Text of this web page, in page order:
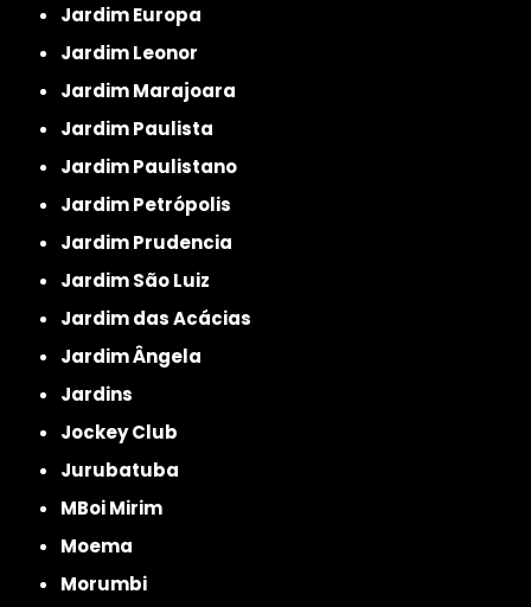
Jardim Europa
Jardim Leonor
Jardim Marajoara
Jardim Paulista
Jardim Paulistano
Jardim Petrópolis
Jardim Prudencia
Jardim São Luiz
Jardim das Acácias
Jardim Ângela
Jardins
Jockey Club
Jurubatuba
MBoi Mirim
Moema
Morumbi